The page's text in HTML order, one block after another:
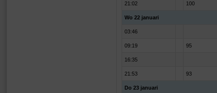
21:02 100
Wo 22 januari
03:46
09:19 95
16:35
21:53 93
Do 23 januari